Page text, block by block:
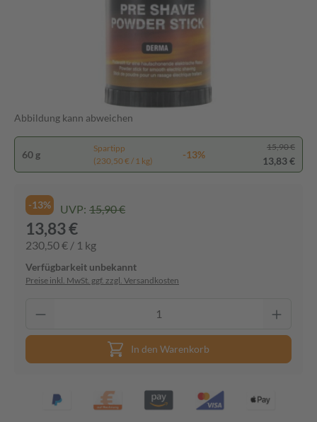
Abbildung kann abweichen
60 g
Spartipp
(230,50 € / 1 kg)
-13%
15,90 €
13,83 €
-13% UVP: 15,90 €
13,83 €
230,50 € / 1 kg
Verfügbarkeit unbekannt
Preise inkl. MwSt. ggf. zzgl. Versandkosten
In den Warenkorb